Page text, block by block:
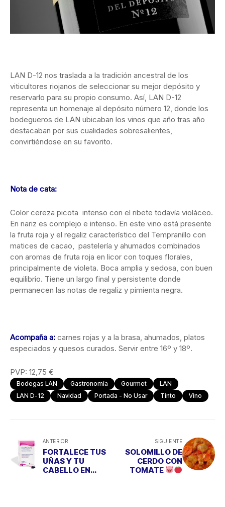
LAN D-12 nos traslada a la tradición ancestral de los
viticultores riojanos de seleccionar su mejor depósito y
reservarlo para su propio consumo. Así, LAN D-12
representa un homenaje al depósito número 12, donde los
bodegueros de LAN ubicaban los vinos que año tras año
destacaban por sus cualidades sobresalientes,
convirtiéndose en su favorito.
Nota de cata:
Color cereza picota intenso con el ribete todavía violáceo.
En nariz es complejo e intenso. En este vino está presente
la fruta roja y el regaliz característico del Tempranillo con
matices de cacao, pastelería y ahumados combinados
con aromas de fruta roja en licor con toques florales,
principalmente de violeta. Boca amplia y sedosa, con buen
equilibrio. Tiene un largo final y persistente donde
permanecen las notas de regaliz y pimienta negra.
Acompaña a: carnes rojas y a la brasa, ahumados, platos
especiados y quesos curados. Servir entre 16º y 18º.
PVP: 12,75 €
Bodegas LAN Gastronomía Gourmet
LAN
LAN D-12
Navidad Portada - No Usar Tinto Vino
ANTERIOR
FORTALECE TUS
UÑAS Y TU
CABELLO EN
SIGUIENTE
SOLOMILLO DE
CERDO CON
TOMATE